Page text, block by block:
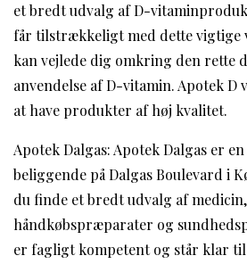
et bredt udvalg af D-
får tilstrækkeligt med dette vigtige
kan vejlede dig omkring den rette
anvendelse af D-vitamin. Apotek
at have produkter af høj kvalitet.
Apotek Dalgas: Apotek Dalgas er
beliggende på Dalgas Boulevard i
du finde et bredt udvalg af medicin,
håndkøbspræparater og
er fagligt kompetent og står klar